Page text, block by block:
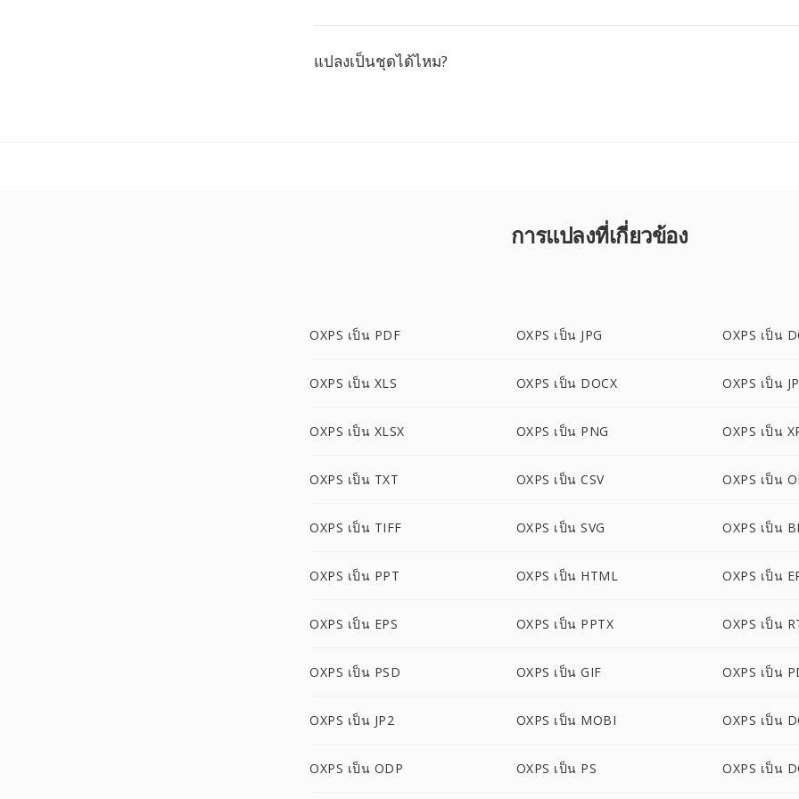
แปลงเป็นชุดได้ไหม?
การแปลงที่เกี่ยวข้อง
OXPS เป็น PDF OXPS เป็น JPG OXPS เป็น
OXPS เป็น XLS OXPS เป็น DOCX OXPS เป็น
OXPS เป็น XLSX OXPS เป็น PNG OXPS เป็น
OXPS เป็น TXT OXPS เป็น CSV OXPS เป็น
OXPS เป็น TIFF OXPS เป็น SVG OXPS เป็น
OXPS เป็น PPT OXPS เป็น HTML OXPS เป็น
OXPS เป็น EPS OXPS เป็น PPTX OXPS เป็น
OXPS เป็น PSD OXPS เป็น GIF OXPS เป็น
OXPS เป็น JP2 OXPS เป็น MOBI OXPS เป็น
OXPS เป็น ODP OXPS เป็น PS OXPS เป็น